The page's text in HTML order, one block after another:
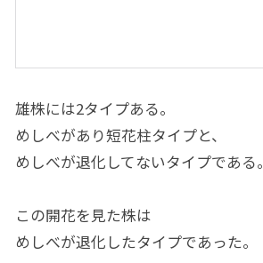
雄株には2タイプある。
めしべがあり短花柱タイプと、
めしべが退化してないタイプである。
この開花を見た株は
めしべが退化したタイプであった。